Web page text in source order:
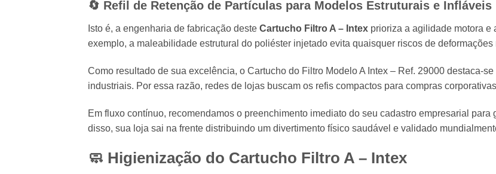
🔄 Refil de Retenção de Partículas para Modelos Estruturais e Infláveis
Isto é, a engenharia de fabricação deste Cartucho Filtro A – Intex prioriza a agilidade motora e
exemplo, a maleabilidade estrutural do poliéster injetado evita quaisquer riscos de deformações
Como resultado de sua excelência, o Cartucho do Filtro Modelo A Intex – Ref. 29000 destaca-
industriais. Por essa razão, redes de lojas buscam os refis compactos para compras
Em fluxo contínuo, recomendamos o preenchimento imediato do seu cadastro empresarial
disso, sua loja sai na frente distribuindo um divertimento físico saudável e validado
🧼 Higienização do Cartucho Filtro A – Intex